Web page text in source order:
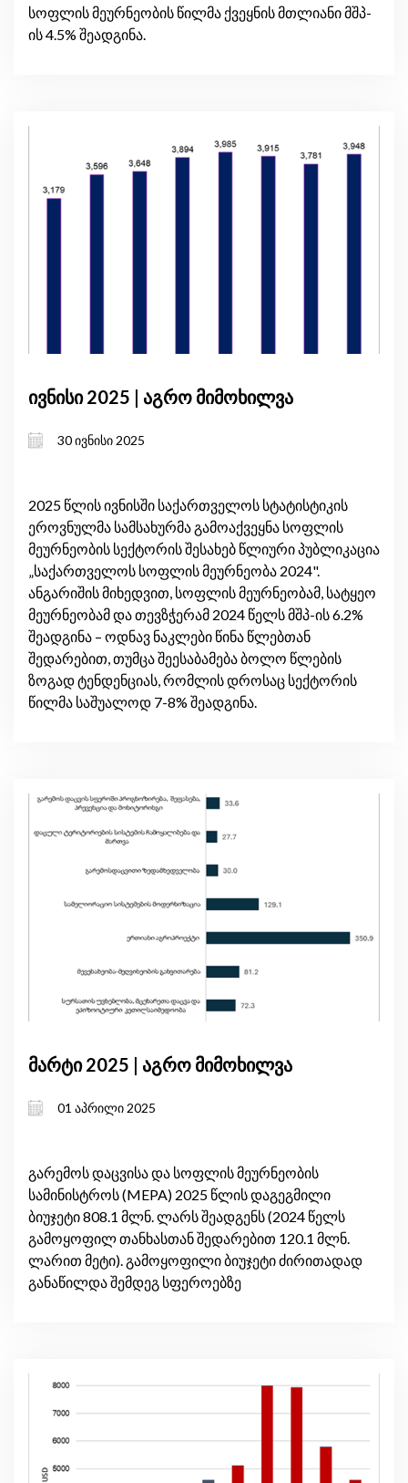
სოფლის მეურნეობის წილმა ქვეყნის მთლიანი მშპ-
ის 4.5% შეადგინა.
ივნისი 2025 | აგრო მიმოხილვა
30 ივნისი 2025
2025 წლის ივნისში საქართველოს სტატისტიკის
ეროვნულმა სამსახურმა გამოაქვეყნა სოფლის
მეურნეობის სექტორის შესახებ წლიური პუბლიკაცია
„საქართველოს სოფლის მეურნეობა 2024".
ანგარიშის მიხედვით, სოფლის მეურნეობამ, სატყეო
მეურნეობამ და თევზჭერამ 2024 წელს მშპ-ის 6.2%
შეადგინა – ოდნავ ნაკლები წინა წლებთან
შედარებით, თუმცა შეესაბამება ბოლო წლების
ზოგად ტენდენციას, რომლის დროსაც სექტორის
წილმა საშუალოდ 7-8% შეადგინა.
მარტი 2025 | აგრო მიმოხილვა
01 აპრილი 2025
გარემოს დაცვისა და სოფლის მეურნეობის
სამინისტროს (MEPA) 2025 წლის დაგეგმილი
ბიუჯეტი 808.1 მლნ. ლარს შეადგენს (2024 წელს
გამოყოფილ თანხასთან შედარებით 120.1 მლნ.
ლარით მეტი). გამოყოფილი ბიუჯეტი ძირითადად
განაწილდა შემდეგ სფეროებზე